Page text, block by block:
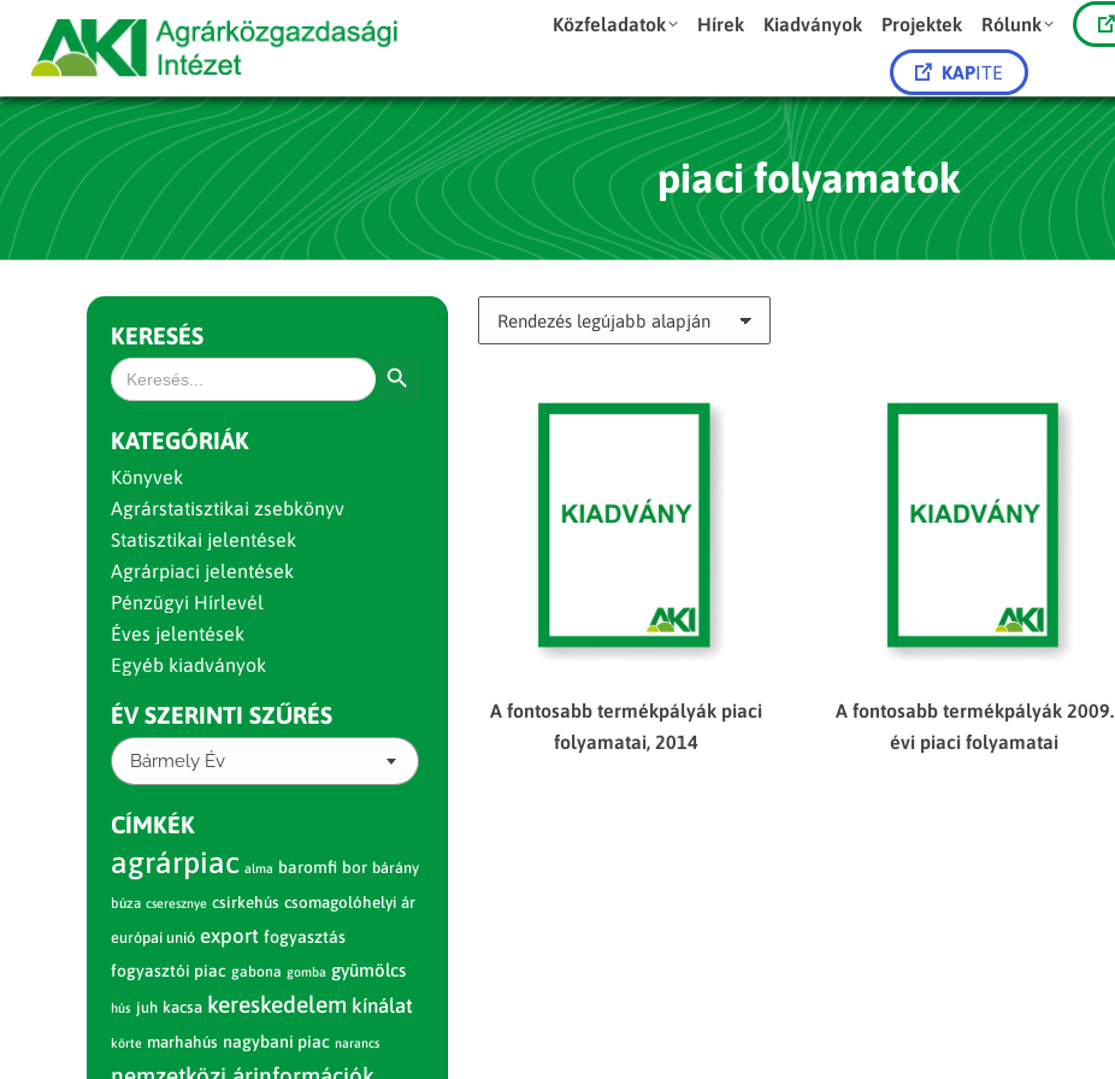
Közfeladatok Hírek Kiadványok Projektek Rólunk
KAPITE
piaci folyamatok
A fontosabb termékpályák piaci
folyamatai, 2014
A fontosabb termékpályák 2009.
évi piaci folyamatai
KERESÉS
Search
for:
KATEGÓRIÁK
Könyvek
Agrárstatisztikai zsebkönyv
Statisztikai jelentések
Agrárpiaci jelentések
Pénzügyi Hírlevél
Éves jelentések
Egyéb kiadványok
ÉV SZERINTI SZŰRÉS
Bármely Év
CÍMKÉK
agrárpiac alma baromfi bor bárány
búza cseresznye csirkehús csomagolóhelyi ár
európai unió export fogyasztás
fogyasztói piac gabona gomba gyümölcs
hús juh kacsa kereskedelem kínálat
körte marhahús nagybani piac narancs